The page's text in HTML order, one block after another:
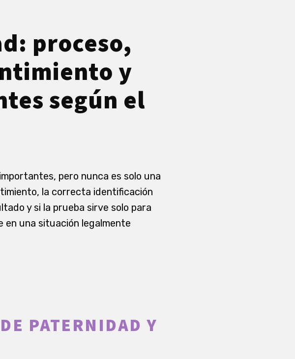
proceso,
y
según el
pero nunca es solo una
la correcta identificación
y si la prueba sirve solo para
en una situación legalmente
PATERNIDAD Y